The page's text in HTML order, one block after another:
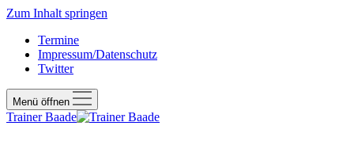
Zum Inhalt springen
Termine
Impressum/Datenschutz
Twitter
Menü öffnen
Trainer Baade